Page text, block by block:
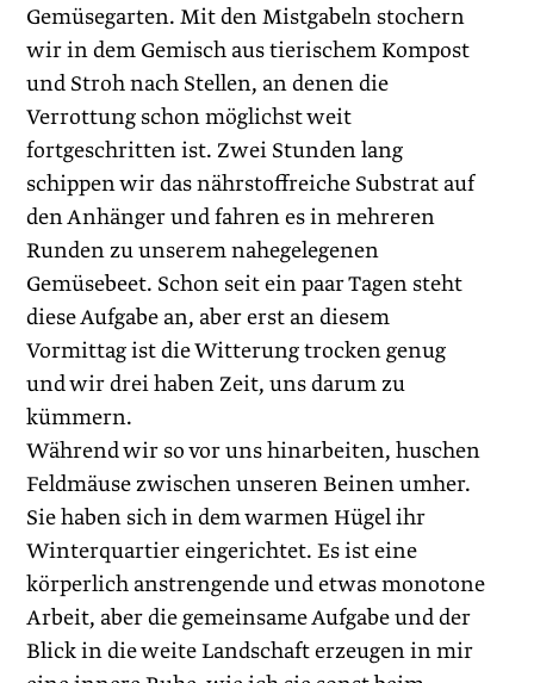
Gemüsegarten. Mit den Mist­gabeln stochern
wir in dem Gemisch aus tierischem Kompost
und Stroh nach Stellen, an denen die
Verrottung schon möglichst weit
fortgeschritten ist. Zwei Stunden lang
schippen wir das nährstoffreiche Substrat auf
den Anhänger und fahren es in mehreren
Runden zu unserem nahegelegenen
Gemüsebeet. Schon seit ein paar Tagen steht
diese Aufgabe an, aber erst an diesem
Vormittag ist die Witterung trocken genug
und wir drei haben Zeit, uns dar­um zu
kümmern.
Während wir so vor uns hinarbeiten, huschen
Feldmäuse zwischen unseren Beinen umher.
Sie haben sich in dem warmen ­Hügel ihr
Winterquartier eingerichtet. Es ist eine
körperlich anstrengende und etwas monotone
Arbeit, aber die gemeinsame Aufgabe und der
Blick in die weite Landschaft erzeugen in mir